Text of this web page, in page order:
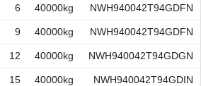
NWH940042T94GDFN
40000kg
6
NWH940042T94GDFN
40000kg
9
NWH940042T94GDGN
40000kg
12
NWH940042T94GDIN
40000kg
15